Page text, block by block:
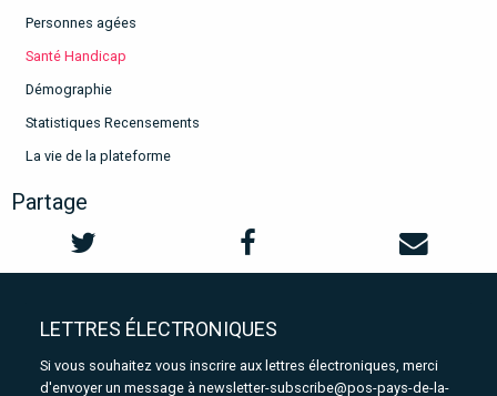
Personnes agées
Santé Handicap
Démographie
Statistiques Recensements
La vie de la plateforme
Partage
LETTRES ÉLECTRONIQUES
Si vous souhaitez vous inscrire aux lettres électroniques, merci
d'envoyer un message à newsletter-subscribe@pos-pays-de-la-